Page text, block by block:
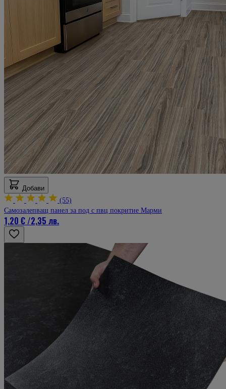
Рейтинг
18 юни 2024 г.18.06.24 г.
Изключително качествени продукти. Професионална консултация и
много любезно обслужване! Препоръчвам с две ръце , няма да
съжалявате, винаги разполагат с добри оферти!
Мнение от Hristiana
Рейтинг
5
13 май 2024 г.13.05.24 г.
Много хубави и на достъпни цени !
Мнение от
Ramadan Osman
Рейтинг
5
11 май 2024 г.
Добре заредено и прилични цени.Служителите са любезни и отзивчиви
- консултират и помагат при нужда.
Мнение от Tatyana Dinkova
Рейтинг
Богат избор, добро обслужване!
9 май 2024 г.
9.05.24 г.
Никога не съм предполагал, че едни панелите могат да направят такава
разлика в интериора!
Мнение от
Таня Златева
Рейтинг
5
Добави
(55)
Самозалепващ панел за под с пвц покритие Марми
1,20 €/2,35 лв.